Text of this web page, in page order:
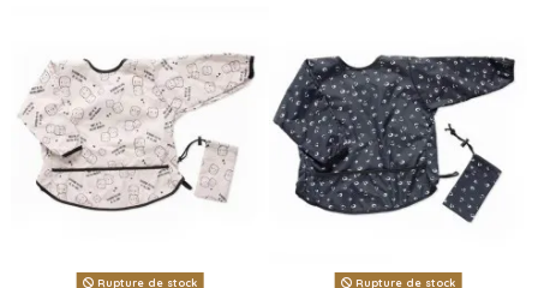
Rupture de stock Rupture de stock